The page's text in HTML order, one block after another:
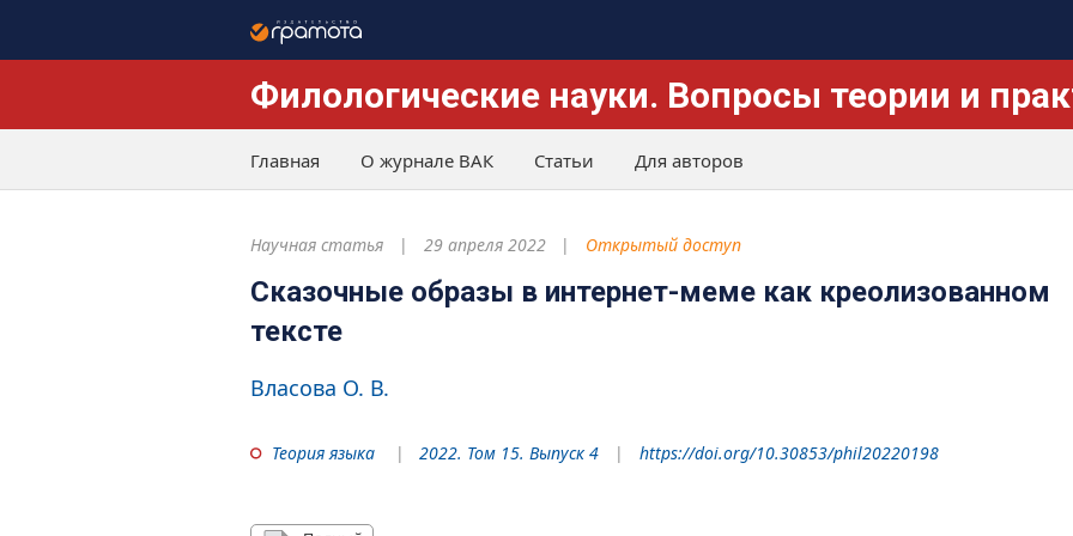
Филологические науки. Вопросы теории и
Главная О журнале ВАК Статьи Для авторов
Научная статья 29 апреля 2022 Открытый доступ
Сказочные образы в интернет-меме как креолизованном
тексте
Власова О. В.
Теория языка 2022. Том 15. Выпуск 4 https://doi.org/10.30853/phil20220198